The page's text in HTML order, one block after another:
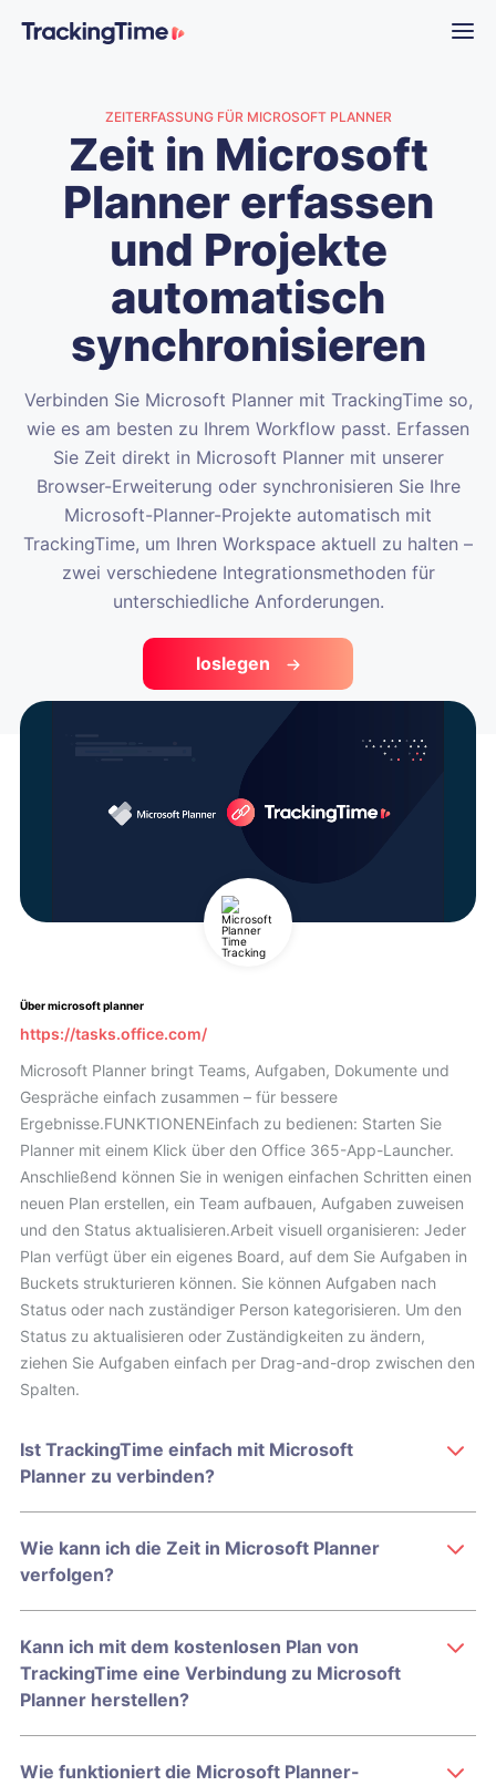
ZEITERFASSUNG FÜR MICROSOFT PLANNER
Zeit in Microsoft
Planner erfassen
und Projekte
automatisch
synchronisieren
Verbinden Sie Microsoft Planner mit TrackingTime so,
wie es am besten zu Ihrem Workflow passt. Erfassen
Sie Zeit direkt in Microsoft Planner mit unserer
Browser-Erweiterung oder synchronisieren Sie Ihre
Microsoft-Planner-Projekte automatisch mit
TrackingTime, um Ihren Workspace aktuell zu halten –
zwei verschiedene Integrationsmethoden für
unterschiedliche Anforderungen.
loslegen
Über microsoft planner
https://tasks.office.com/
Microsoft Planner bringt Teams, Aufgaben, Dokumente und
Gespräche einfach zusammen – für bessere
Ergebnisse.FUNKTIONENEinfach zu bedienen: Starten Sie
Planner mit einem Klick über den Office 365-App-Launcher.
Anschließend können Sie in wenigen einfachen Schritten einen
neuen Plan erstellen, ein Team aufbauen, Aufgaben zuweisen
und den Status aktualisieren.Arbeit visuell organisieren: Jeder
Plan verfügt über ein eigenes Board, auf dem Sie Aufgaben in
Buckets strukturieren können. Sie können Aufgaben nach
Status oder nach zuständiger Person kategorisieren. Um den
Status zu aktualisieren oder Zuständigkeiten zu ändern,
ziehen Sie Aufgaben einfach per Drag-and-drop zwischen den
Spalten.
Ist TrackingTime einfach mit Microsoft
Planner zu verbinden?
Wie kann ich die Zeit in Microsoft Planner
verfolgen?
Kann ich mit dem kostenlosen Plan von
TrackingTime eine Verbindung zu Microsoft
Planner herstellen?
Wie funktioniert die Microsoft Planner-